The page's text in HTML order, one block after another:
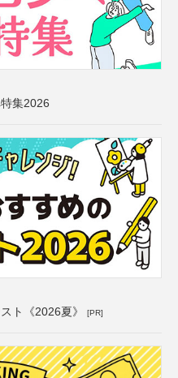
集2026
ト《2026夏》 [PR]